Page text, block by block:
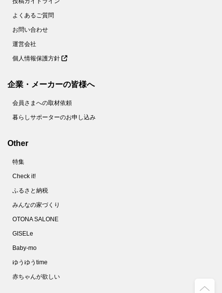
よくあるご質問
お問い合わせ
運営会社
個人情報保護方針
企業・メーカーの皆様へ
会員さまへの取材依頼
暮らしサポーターのお申し込み
Other
特集
Check it!
ふるさと納税
みんなの家づくり
OTONA SALONE
GISELe
Baby-mo
ゆうゆうtime
赤ちゃんが欲しい